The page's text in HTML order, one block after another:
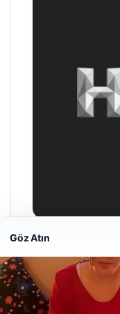
29/04/2026
Göz Atın